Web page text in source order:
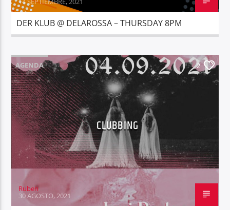
DER KLUB @ DELAROSSA – THURSDAY 8PM
AGENDA 2
CLUBBING
Ruben
30 AGOSTO, 2021